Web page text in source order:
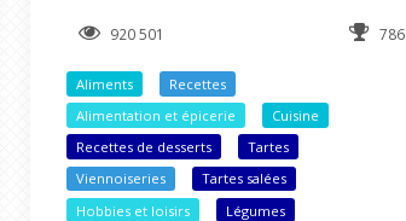
920 501 786
Aliments
Recettes
Alimentation et épicerie
Cuisine
Recettes de desserts
Tartes
Viennoiseries
Tartes salées
Hobbies et loisirs
Légumes